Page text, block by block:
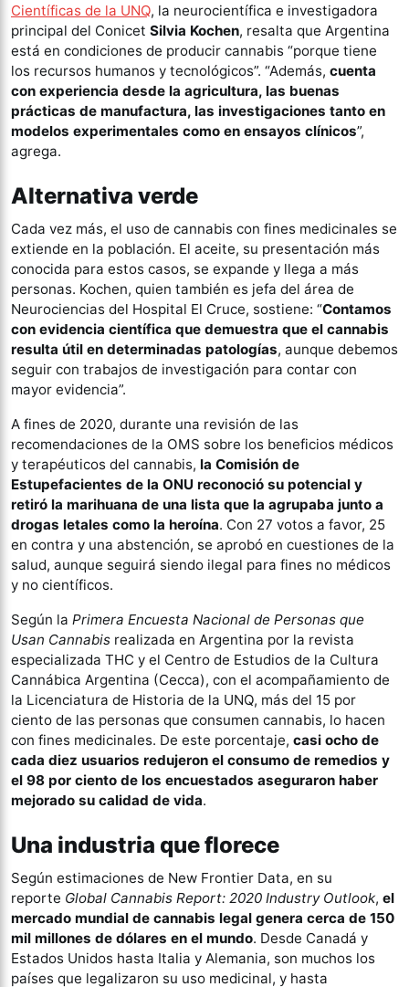
Científicas de la UNQ, la neurocientífica e investigadora
principal del Conicet Silvia Kochen, resalta que Argentina
está en condiciones de producir cannabis “porque tiene
los recursos humanos y tecnológicos”. “Además, cuenta
con experiencia desde la agricultura, las buenas
prácticas de manufactura, las investigaciones tanto en
modelos experimentales como en ensayos clínicos”,
agrega.
Alternativa verde
Cada vez más, el uso de cannabis con fines medicinales se
extiende en la población. El aceite, su presentación más
conocida para estos casos, se expande y llega a más
personas. Kochen, quien también es jefa del área de
Neurociencias del Hospital El Cruce, sostiene: “Contamos
con evidencia científica que demuestra que el cannabis
resulta útil en determinadas patologías, aunque debemos
seguir con trabajos de investigación para contar con
mayor evidencia”.
A fines de 2020, durante una revisión de las
recomendaciones de la OMS sobre los beneficios médicos
y terapéuticos del cannabis, la Comisión de
Estupefacientes de la ONU reconoció su potencial y
retiró la marihuana de una lista que la agrupaba junto a
drogas letales como la heroína. Con 27 votos a favor, 25
en contra y una abstención, se aprobó en cuestiones de la
salud, aunque seguirá siendo ilegal para fines no médicos
y no científicos.
Según la Primera Encuesta Nacional de Personas que
Usan Cannabis realizada en Argentina por la revista
especializada THC y el Centro de Estudios de la Cultura
Cannábica Argentina (Cecca), con el acompañamiento de
la Licenciatura de Historia de la UNQ, más del 15 por
ciento de las personas que consumen cannabis, lo hacen
con fines medicinales. De este porcentaje, casi ocho de
cada diez usuarios redujeron el consumo de remedios y
el 98 por ciento de los encuestados aseguraron haber
mejorado su calidad de vida.
Una industria que florece
Según estimaciones de New Frontier Data, en su
reporte Global Cannabis Report: 2020 Industry Outlook, el
mercado mundial de cannabis legal genera cerca de 150
mil millones de dólares en el mundo. Desde Canadá y
Estados Unidos hasta Italia y Alemania, son muchos los
países que legalizaron su uso medicinal, y hasta